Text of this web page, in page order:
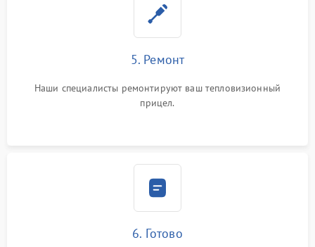
5. Ремонт
Наши специалисты ремонтируют ваш тепловизионный
прицел.
6. Готово